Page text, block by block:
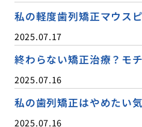
私の軽度歯列矯正マウス
2025.07.17
終わらない矯正治療？モ
2025.07.16
私の歯列矯正はやめたい
2025.07.16